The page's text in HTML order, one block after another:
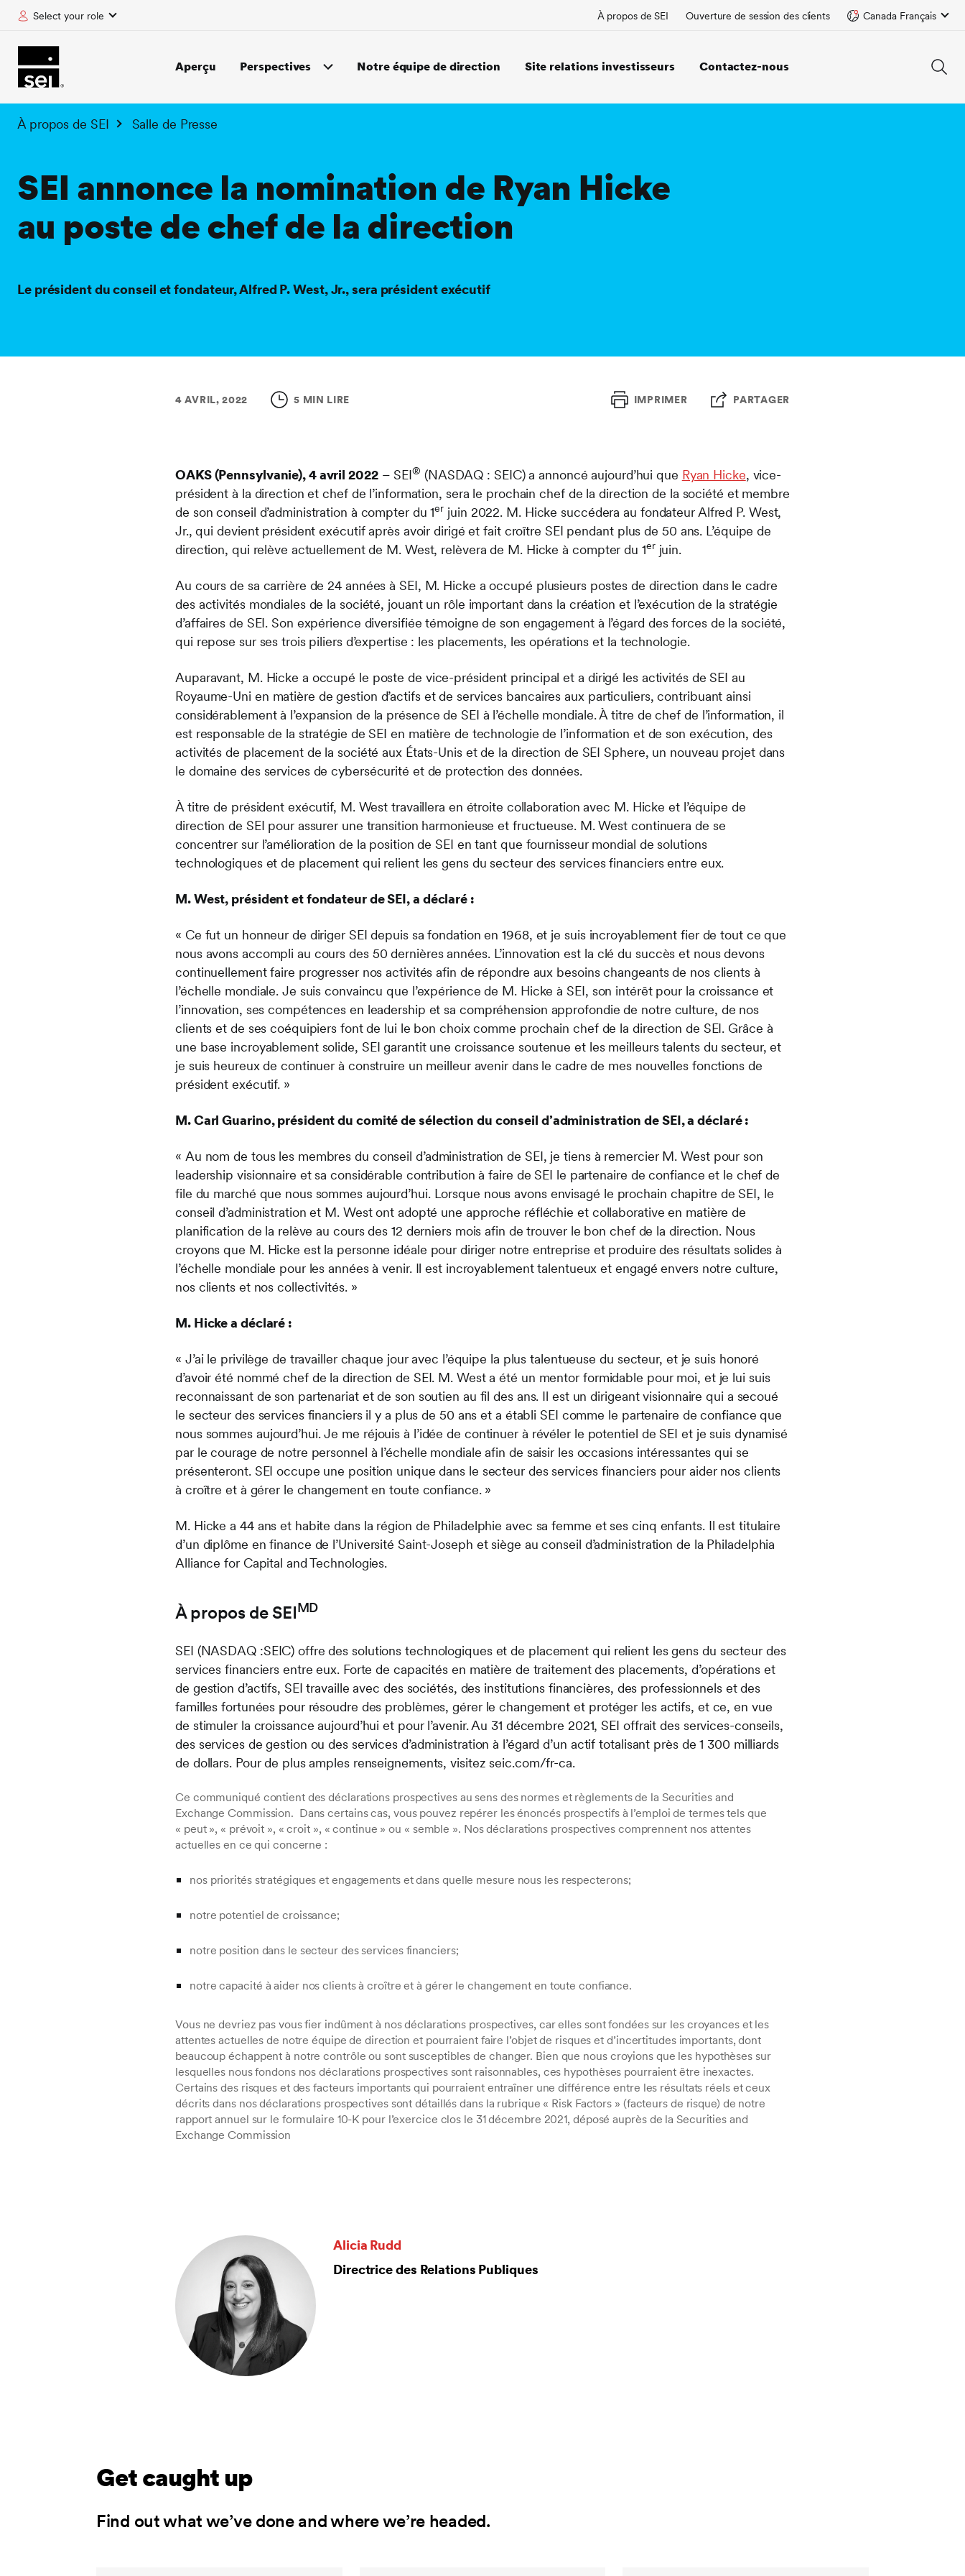
Aperçu Perspectives Notre équipe de direction Site relations investisseurs Contactez-nous
Select your role À propos de SEI Ouverture de session des clients Canada Français
À propos de SEI Salle de Presse
SEI annonce la nomination de Ryan Hicke
au poste de chef de la direction
Le président du conseil et fondateur, Alfred P. West, Jr., sera président exécutif
4 AVRIL, 2022 5 MIN LIRE IMPRIMER PARTAGER
OAKS (Pennsylvanie), 4 avril 2022– SEI® (NASDAQ : SEIC) a annoncé aujourd’hui que Ryan Hicke, vice-
président à la direction et chef de l’information, sera le prochain chef de la direction de la société et membre
de son conseil d’administration à compter du 1er juin 2022. M. Hicke succédera au fondateur Alfred P. West,
Jr., qui devient président exécutif après avoir dirigé et fait croître SEI pendant plus de 50 ans. L’équipe de
direction, qui relève actuellement de M. West, relèvera de M. Hicke à compter du 1erjuin.
Au cours de sa carrière de 24 années à SEI, M. Hicke a occupé plusieurs postes de direction dans le cadre
des activités mondiales de la société, jouant un rôle important dans la création et l’exécution de la stratégie
d’affaires de SEI. Son expérience diversifiée témoigne de son engagement à l’égard des forces de la société,
qui repose sur ses trois piliers d’expertise : les placements, les opérations et la technologie.
Auparavant, M. Hicke a occupé le poste de vice-président principal et a dirigé les activités de SEI au
Royaume-Uni en matière de gestion d’actifs et de services bancaires aux particuliers, contribuant ainsi
considérablement à l’expansion de la présence de SEI à l’échelle mondiale. À titre de chef de l’information, il
est responsable de la stratégie de SEI en matière de technologie de l’information et de son exécution, des
activités de placement de la société aux États-Unis et de la direction de SEI Sphere, un nouveau projet dans
le domaine des services de cybersécurité et de protection des données.
À titre de président exécutif, M. West travaillera en étroite collaboration avec M. Hicke et l’équipe de
direction de SEI pour assurer une transition harmonieuse et fructueuse. M. West continuera de se
concentrer sur l’amélioration de la position de SEI en tant que fournisseur mondial de solutions
technologiques et de placement qui relient les gens du secteur des services financiers entre eux.
M. West, président et fondateur de SEI, a déclaré :
« Ce fut un honneur de diriger SEI depuis sa fondation en 1968, et je suis incroyablement fier de tout ce que
nous avons accompli au cours des 50 dernières années. L’innovation est la clé du succès et nous devons
continuellement faire progresser nos activités afin de répondre aux besoins changeants de nos clients à
l’échelle mondiale. Je suis convaincu que l’expérience de M. Hicke à SEI, son intérêt pour la croissance et
l’innovation, ses compétences en leadership et sa compréhension approfondie de notre culture, de nos
clients et de ses coéquipiers font de lui le bon choix comme prochain chef de la direction de SEI. Grâce à
une base incroyablement solide, SEI garantit une croissance soutenue et les meilleurs talents du secteur, et
je suis heureux de continuer à construire un meilleur avenir dans le cadre de mes nouvelles fonctions de
président exécutif. »
M. Carl Guarino, président du comité de sélection du conseil d’administration de SEI, a déclaré :
« Au nom de tous les membres du conseil d’administration de SEI, je tiens à remercier M. West pour son
leadership visionnaire et sa considérable contribution à faire de SEI le partenaire de confiance et le chef de
file du marché que nous sommes aujourd’hui. Lorsque nous avons envisagé le prochain chapitre de SEI, le
conseil d’administration et M. West ont adopté une approche réfléchie et collaborative en matière de
planification de la relève au cours des 12 derniers mois afin de trouver le bon chef de la direction. Nous
croyons que M. Hicke est la personne idéale pour diriger notre entreprise et produire des résultats solides à
l’échelle mondiale pour les années à venir. Il est incroyablement talentueux et engagé envers notre culture,
nos clients et nos collectivités. »
M. Hicke a déclaré :
« J’ai le privilège de travailler chaque jour avec l’équipe la plus talentueuse du secteur, et je suis honoré
d’avoir été nommé chef de la direction de SEI. M. West a été un mentor formidable pour moi, et je lui suis
reconnaissant de son partenariat et de son soutien au fil des ans. Il est un dirigeant visionnaire qui a secoué
le secteur des services financiers il y a plus de 50 ans et a établi SEI comme le partenaire de confiance que
nous sommes aujourd’hui. Je me réjouis à l’idée de continuer à révéler le potentiel de SEI et je suis dynamisé
par le courage de notre personnel à l’échelle mondiale afin de saisir les occasions intéressantes qui se
présenteront. SEI occupe une position unique dans le secteur des services financiers pour aider nos clients
à croître et à gérer le changement en toute confiance. »
M. Hicke a 44 ans et habite dans la région de Philadelphie avec sa femme et ses cinq enfants. Il est titulaire
d’un diplôme en finance de l’Université Saint-Joseph et siège au conseil d’administration de la Philadelphia
Alliance for Capital and Technologies.
À propos de SEIMD
SEI (NASDAQ :SEIC) offre des solutions technologiques et de placement qui relient les gens du secteur des
services financiers entre eux. Forte de capacités en matière de traitement des placements, d’opérations et
de gestion d’actifs, SEI travaille avec des sociétés, des institutions financières, des professionnels et des
familles fortunées pour résoudre des problèmes, gérer le changement et protéger les actifs, et ce, en vue
de stimuler la croissance aujourd’hui et pour l’avenir. Au 31 décembre 2021, SEI offrait des services-conseils,
des services de gestion ou des services d’administration à l’égard d’un actif totalisant près de 1 300 milliards
de dollars. Pour de plus amples renseignements, visitez seic.com/fr-ca.
Ce communiqué contient des déclarations prospectives au sens des normes et règlements de la Securities and
Exchange Commission. Dans certains cas, vous pouvez repérer les énoncés prospectifs à l’emploi de termes tels que
« peut », « prévoit », « croit », « continue » ou « semble ». Nos déclarations prospectives comprennent nos attentes
actuelles en ce qui concerne :
nos priorités stratégiques et engagements et dans quelle mesure nous les respecterons;
notre potentiel de croissance;
notre position dans le secteur des services financiers;
notre capacité à aider nos clients à croître et à gérer le changement en toute confiance.
Vous ne devriez pas vous fier indûment à nos déclarations prospectives, car elles sont fondées sur les croyances et les
attentes actuelles de notre équipe de direction et pourraient faire l’objet de risques et d’incertitudes importants, dont
beaucoup échappent à notre contrôle ou sont susceptibles de changer. Bien que nous croyions que les hypothèses sur
lesquelles nous fondons nos déclarations prospectives sont raisonnables, ces hypothèses pourraient être inexactes.
Certains des risques et des facteurs importants qui pourraient entraîner une différence entre les résultats réels et ceux
décrits dans nos déclarations prospectives sont détaillés dans la rubrique « Risk Factors » (facteurs de risque) de notre
rapport annuel sur le formulaire 10-K pour l’exercice clos le 31 décembre 2021, déposé auprès de la Securities and
Exchange Commission
Alicia Rudd
Directrice des Relations Publiques
Get caught up
Find out what we’ve done and where we’re headed.